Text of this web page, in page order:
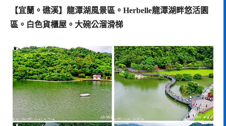
【宜蘭。礁溪】龍潭湖風景區。Herbelle龍潭湖畔悠活園
區。白色貨櫃屋。大碗公溜滑梯